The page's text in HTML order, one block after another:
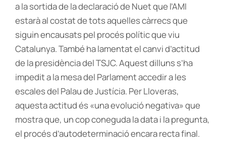
a la sortida de la declaració de Nuet que l’AMI
estarà al costat de tots aquelles càrrecs que
siguin encausats pel procés polític que viu
Catalunya. També ha lamentat el canvi d’actitud
de la presidència del TSJC. Aquest dilluns s’ha
impedit a la mesa del Parlament accedir a les
escales del Palau de Justícia. Per Lloveras,
aquesta actitud és «una evolució negativa» que
mostra que, un cop coneguda la data i la pregunta,
el procés d’autodeterminació encara recta final.